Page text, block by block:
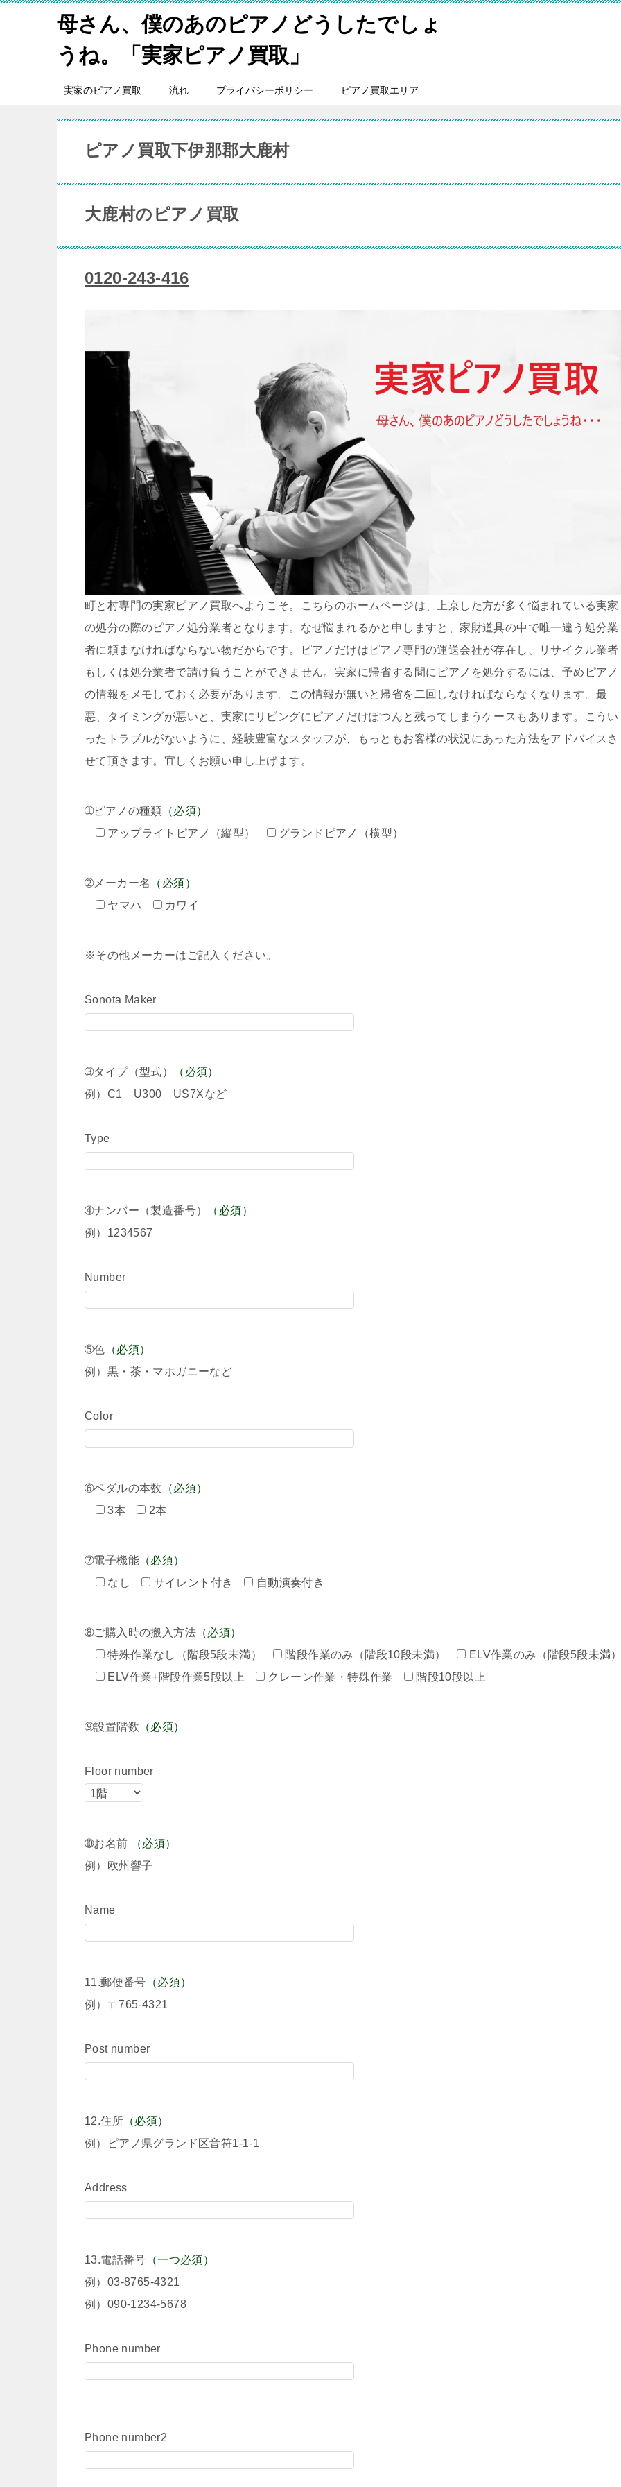
母さん、僕のあのピアノどうしたでしょ
うね。「実家ピアノ買取」
実家のピアノ買取 流れ プライバシーポリシー ピアノ買取エリア
ピアノ買取下伊那郡大鹿村
大鹿村のピアノ買取
0120-243-416
町と村専門の実家ピアノ買取へようこそ。こちらのホームページは、上京した方が多く悩まれている実家
の処分の際のピアノ処分業者となります。なぜ悩まれるかと申しますと、家財道具の中で唯一違う処分業
者に頼まなければならない物だからです。ピアノだけはピアノ専門の運送会社が存在し、リサイクル業者
もしくは処分業者で請け負うことができません。実家に帰省する間にピアノを処分するには、予めピアノ
の情報をメモしておく必要があります。この情報が無いと帰省を二回しなければならなくなります。最
悪、タイミングが悪いと、実家にリビングにピアノだけぽつんと残ってしまうケースもあります。こうい
ったトラブルがないように、経験豊富なスタッフが、もっともお客様の状況にあった方法をアドバイスさ
せて頂きます。宜しくお願い申し上げます。
➀ピアノの種類 （必須）
アップライトピアノ（縦型）
グランドピアノ（横型）
➁メーカー名
（必須）
ヤマハ
カワイ
※その他メーカーはご記入ください。
Sonota Maker
➂タイプ（型式）
（必須）
例）C1 U300 US7Xなど
Type
➃ナンバー（製造番号）
（必須）
例）1234567
Number
➄色 （必須）
例）黒・茶・マホガニーなど
Color
➅ペダルの本数
（必須）
3本
2本
➆電子機能 （必須）
なし
サイレント付き 自動演奏付き
➇ご購入時の搬入方法 （必須）
特殊作業なし（階段5段未満）
階段作業のみ（階段10段未満）
ELV作業のみ（階段5段未満
ELV作業+階段作業5段以上
クレーン作業・特殊作業 階段10段以上
➈設置階数 （必須）
Floor number
➉お名前
（必須）
例）欧州響子
Name
11.郵便番号 （必須）
例）〒765-4321
Post number
12.住所 （必須）
例）ピアノ県グランド区音符1-1-1
Address
13.電話番号 （一つ必須）
例）03-8765-4321
例）090-1234-5678
Phone number
Phone number2